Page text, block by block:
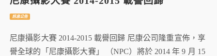
訊息公告
尼康攝影大賽 2014-2015 載譽回歸 尼康公司隆重宣佈，享
譽全球的「尼康攝影大賽」 （NPC）將於 2014 年 9 月 15